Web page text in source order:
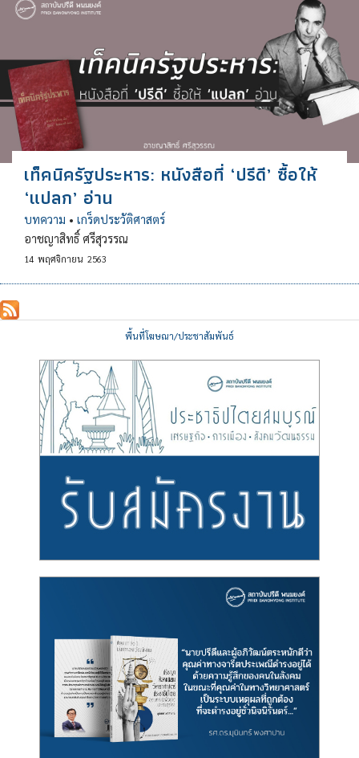
เท็คนิครัฐประหาร: หนังสือที่ ‘ปรีดี’ ซื้อให้
‘แปลก’ อ่าน
บทความ • เกร็ดประวัติศาสตร์
อาชญาสิทธิ์ ศรีสุวรรณ
14 พฤศจิกายน 2563
พื้นที่โฆษณา/ประชาสัมพันธ์